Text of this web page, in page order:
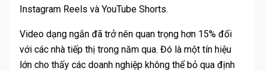
Instagram Reels và YouTube Shorts.
Video dạng ngắn đã trở nên quan trọng hơn 15% đối
với các nhà tiếp thị trong năm qua. Đó là một tín hiệu
lớn cho thấy các doanh nghiệp không thể bỏ qua định